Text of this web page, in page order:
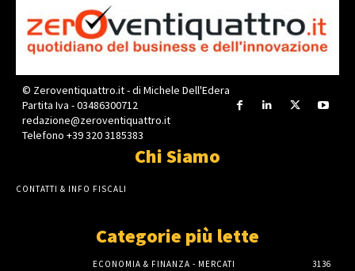
© Zeroventiquattro.it - di Michele Dell'Edera
Partita Iva - 03486300712
redazione@zeroventiquattro.it
Telefono +39 320 3185383
Chi Siamo
CONTATTI & INFO FISCALI
Categorie più lette
ECONOMIA & FINANZA - MERCATI
3136